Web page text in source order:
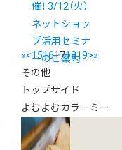
催！ 3/12（火）
ネットショッ
プ活用セミナ
ーのご案内
«<1516171819>»
その他
トップサイド
よむよむカラーミー